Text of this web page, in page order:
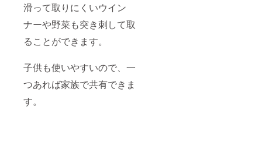
滑って取りにくいウイン
ナーや野菜も突き刺して取
ることができます。
子供も使いやすいので、一
つあれば家族で共有できま
す。